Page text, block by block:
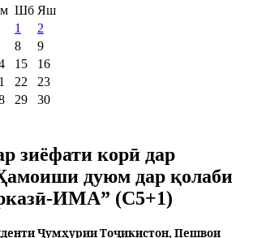
Шб Яш
1
2
8
9
15
16
22
23
29
30
зиёфати корӣ дар
дуюм дар қолаби
ИМА” (С5+1)
Ҷумҳурии Тоҷикистон, Пешвои